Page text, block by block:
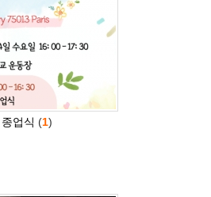
업식 (1)